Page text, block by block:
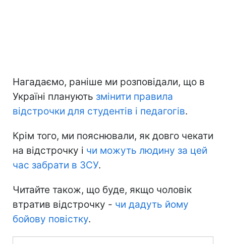
Нагадаємо, раніше ми розповідали, що в
Україні планують змінити правила
відстрочки для студентів і педагогів.
Крім того, ми пояснювали, як довго чекати
на відстрочку і чи можуть людину за цей
час забрати в ЗСУ.
Читайте також, що буде, якщо чоловік
втратив відстрочку - чи дадуть йому
бойову повістку.